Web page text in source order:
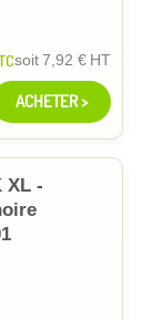
soit7,92 € HT
ACHETER >
XL -